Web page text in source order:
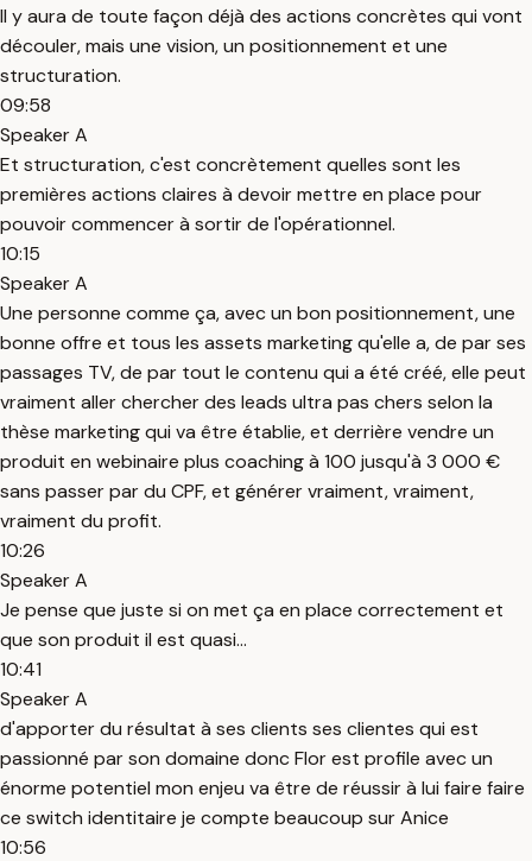
Il y aura de toute façon déjà des actions concrètes qui vont
découler, mais une vision, un positionnement et une
structuration.
09:58
Speaker A
Et structuration, c'est concrètement quelles sont les
premières actions claires à devoir mettre en place pour
pouvoir commencer à sortir de l'opérationnel.
10:15
Speaker A
Une personne comme ça, avec un bon positionnement, une
bonne offre et tous les assets marketing qu'elle a, de par ses
passages TV, de par tout le contenu qui a été créé, elle peut
vraiment aller chercher des leads ultra pas chers selon la
thèse marketing qui va être établie, et derrière vendre un
produit en webinaire plus coaching à 100 jusqu'à 3 000 €
sans passer par du CPF, et générer vraiment, vraiment,
vraiment du profit.
10:26
Speaker A
Je pense que juste si on met ça en place correctement et
que son produit il est quasi...
10:41
Speaker A
d'apporter du résultat à ses clients ses clientes qui est
passionné par son domaine donc Flor est profile avec un
énorme potentiel mon enjeu va être de réussir à lui faire faire
ce switch identitaire je compte beaucoup sur Anice
10:56